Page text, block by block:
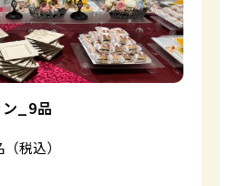
_9品
税込）